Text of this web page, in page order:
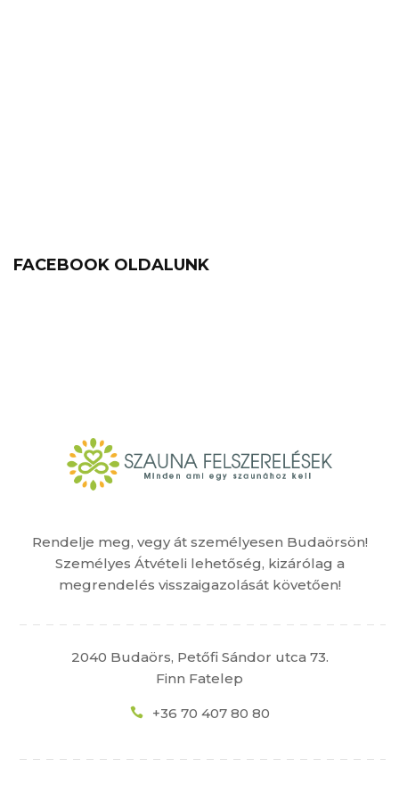
Rendelje meg, vegy át személyesen Budaörsön!
Személyes Átvételi lehetőség, kizárólag a
megrendelés visszaigazolását követően!
2040 Budaörs, Petőfi Sándor utca 73.
Finn Fatelep
+36 70 407 80 80
FACEBOOK OLDALUNK